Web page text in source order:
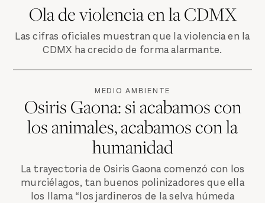
Ola de violencia en la CDMX
Las cifras oficiales muestran que la violencia en la
CDMX ha crecido de forma alarmante.
MEDIO AMBIENTE
Osiris Gaona: si acabamos con
los animales, acabamos con la
humanidad
La trayectoria de Osiris Gaona comenzó con los
murciélagos, tan buenos polinizadores que ella
los llama “los jardineros de la selva húmeda